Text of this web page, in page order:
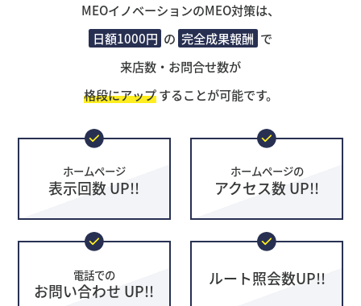
MEOイノベーションのMEO対策は、
日額1000円 の 完全成果報酬 で
来店数・お問合せ数が
格段にアップすることが可能です。
ホームページ
表示回数 UP!!
ホームページの
アクセス数 UP!!
電話での
お問い合わせ UP!!
ルート照会数UP!!